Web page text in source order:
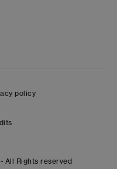
policy
All Rights reserved